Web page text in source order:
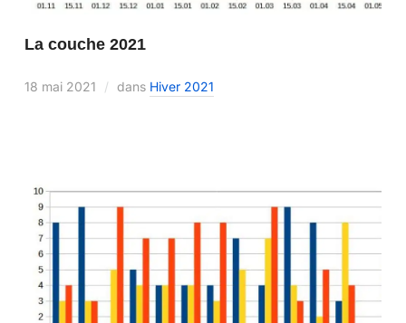
La couche 2021
18 mai 2021 dans Hiver 2021